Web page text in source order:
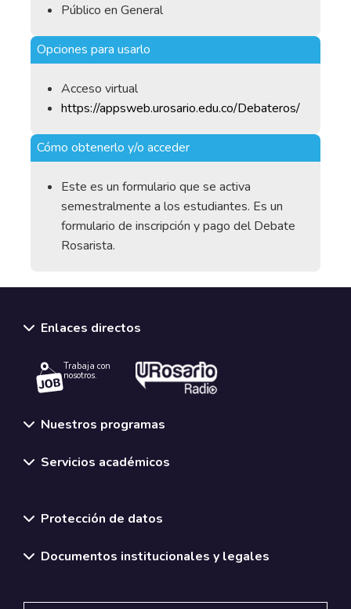
Público en General
Opciones para usarlo
Acceso virtual
https://appsweb.urosario.edu.co/Debateros/
Cómo obtenerlo y/o acceder
Este es un formulario que se activa
semestralmente a los estudiantes. Es un
formulario de inscripción y pago del Debate
Rosarista.
Enlaces directos
Trabaja con
nosotros.
Nuestros programas
Servicios académicos
Protección de datos
Documentos institucionales y legales